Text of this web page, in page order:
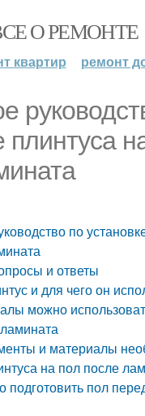
О РЕМОНТЕ
квартир ремонт
плинтуса
по
и ответы
и для чего он
можно
и материалы
на пол после
подготовить пол